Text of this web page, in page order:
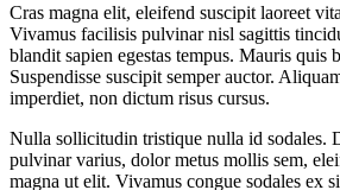
Cras magna elit, eleifend suscipit laoreet
Vivamus facilisis pulvinar nisl sagittis
blandit sapien egestas tempus. Mauris quis
Suspendisse suscipit semper auctor.
imperdiet, non dictum risus cursus.
Nulla sollicitudin tristique nulla id sodales.
pulvinar varius, dolor metus mollis sem,
magna ut elit. Vivamus congue sodales ex